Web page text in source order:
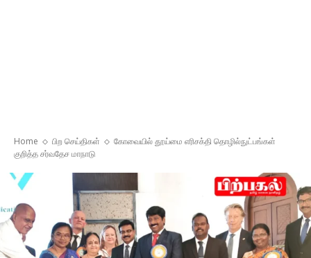
Home பிற செய்திகள்
கோவையில் தூய்மை எரிசக்தி தொழில்நுட்பங்கள்
குறித்த சர்வதேச மாநாடு